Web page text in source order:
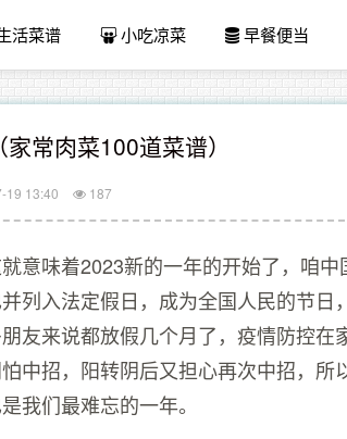
活菜谱 小吃凉菜 早餐便当
常肉菜100道菜谱）
19 13:40 187
意味着2023新的一年的开始了，咱
列入法定假日，成为全国人民的节日
友来说都放假几个月了，疫情防控在
中招，阳转阴后又担心再次中招，所
我们最难忘的一年。